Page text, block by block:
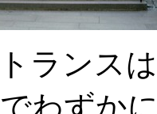
ランス
でわずか